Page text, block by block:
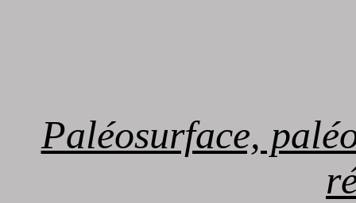
Paléosurface,